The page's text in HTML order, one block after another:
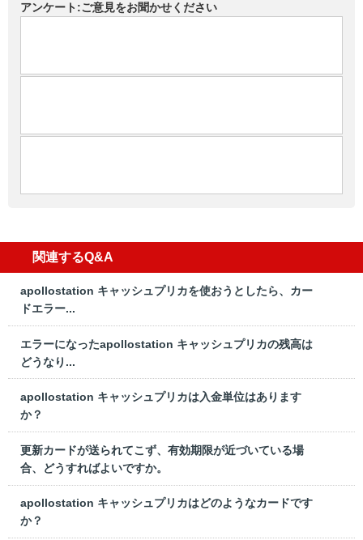
アンケート:ご意見をお聞かせください
関連するQ&A
apollostation キャッシュプリカを使おうとしたら、カー
ドエラー...
エラーになったapollostation キャッシュプリカの残高は
どうなり...
apollostation キャッシュプリカは入金単位はあります
か？
更新カードが送られてこず、有効期限が近づいている場
合、どうすればよいですか。
apollostation キャッシュプリカはどのようなカードです
か？